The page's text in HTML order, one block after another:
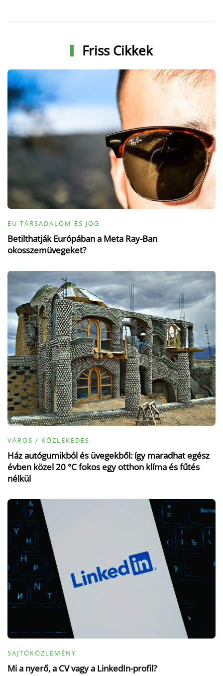
Friss Cikkek
EU TÁRSADALOM ÉS JOG
Betilthatják Európában a Meta Ray-Ban
okosszemüvegeket?
VÁROS / KÖZLEKEDÉS
Ház autógumikból és üvegekből: így maradhat egész
évben közel 20 °C fokos egy otthon klíma és fűtés
nélkül
SAJTÓKÖZLEMÉNY
Mi a nyerő, a CV vagy a LinkedIn-profil?